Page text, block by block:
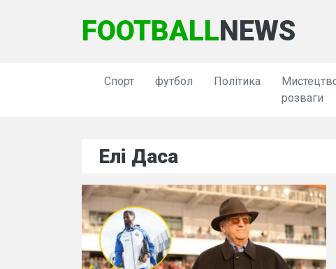
FOOTBALLNEWS
Спорт футбол Політика
розваги
Елі Даса